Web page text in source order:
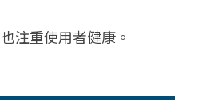
注重使用者健康。